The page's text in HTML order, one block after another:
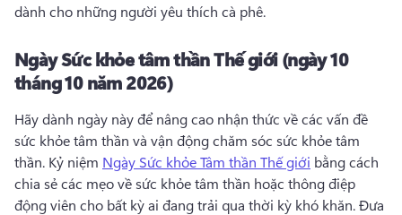
dành cho những người yêu thích cà phê.
Ngày Sức khỏe tâm thần Thế giới (ngày 10
tháng 10 năm 2026)
Hãy dành ngày này để nâng cao nhận thức về các vấn đề
sức khỏe tâm thần và vận động chăm sóc sức khỏe tâm
thần. Kỷ niệm Ngày Sức khỏe Tâm thần Thế giới bằng cách
chia sẻ các mẹo về sức khỏe tâm thần hoặc thông điệp
động viên cho bất kỳ ai đang trải qua thời kỳ khó khăn. Đưa